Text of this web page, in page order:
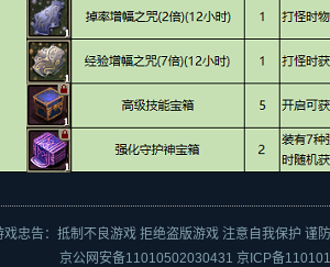
戏忠告：抵制不良游戏 拒绝盗版游戏 注意自我保护 谨
京公网安备11010502030431 京ICP备